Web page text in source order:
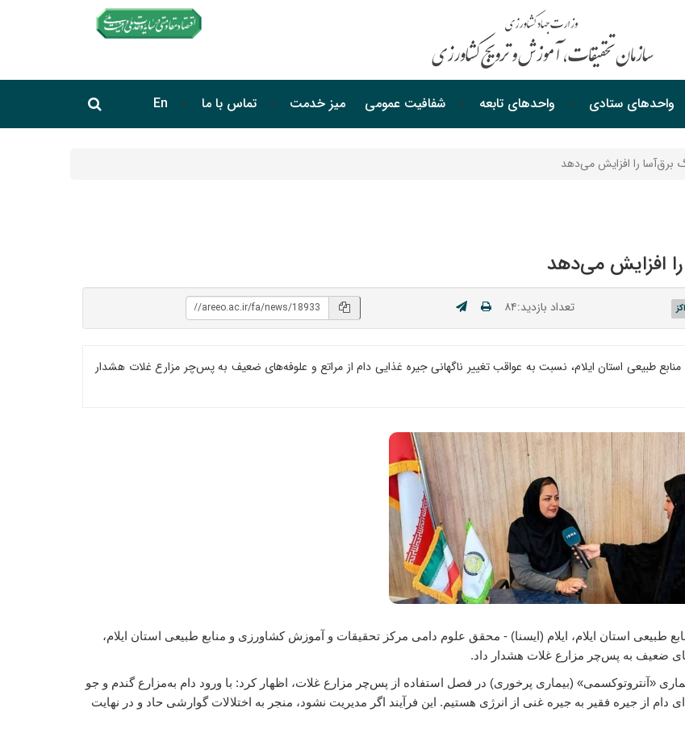
واحدهای ستادی واحدهای‌ تابعه شفافیت‌ عمومی میز خدمت تماس با ما En جستجو
برق‌آسا را افزایش می‌دهد
را افزایش می‌دهد
تعداد بازدید:۸۴
طبیعی استان ایلام، نسبت به عواقب تغییر ناگهانی جیره غذایی دام از مراتع و علوفه‌های ضعیف به پس‌چر مزارع غلات هشدار
استان ایلام، ایلام (ایسنا) - محقق علوم دامی مرکز تحقیقات و آموزش کشاورزی و منابع طبیعی استان ایلام،
ضعیف به پس‌چر مزارع غلات هشدار داد.
«آنتروتوکسمی» (بیماری پرخوری) در فصل استفاده از پس‌چر مزارع غلات، اظهار کرد: با ورود دام به‌مزارع گندم و جو
دام از جیره فقیر به جیره غنی از انرژی هستیم. این فرآیند اگر مدیریت نشود، منجر به اختلالات گوارشی حاد و در نهایت